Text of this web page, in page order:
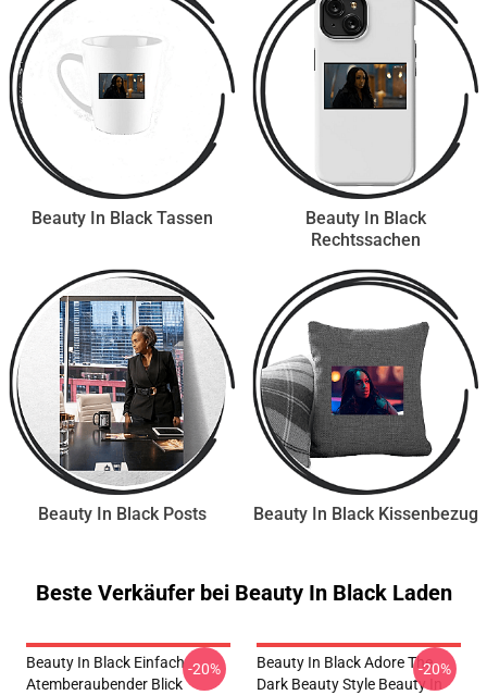
Beauty In Black Tassen
Beauty In Black
Rechtssachen
Beauty In Black Posts Beauty In Black Kissenbezug
Beste Verkäufer bei Beauty In Black Laden
Beauty In Black Einfach
Atemberaubender Blick
-20%
Beauty In Black Adore The
Dark Beauty Style Beauty In
-20%